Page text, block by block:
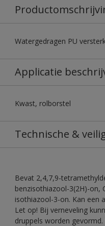
Watergedragen PU
Applicatie
Kwast, rolborstel
Technische &
Bevat 2,4,7,9-
benzisothiazool-3(2H)-on,
isothiazool-3-on. Kan een
Let op! Bij verneveling
druppels worden